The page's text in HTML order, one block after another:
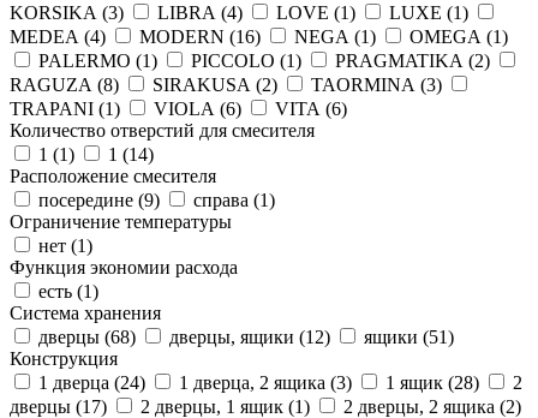
KORSIKA (3) LIBRA (4) LOVE (1) LUXE (1)
MEDEA (4) MODERN (16) NEGA (1) OMEGA (1)
PALERMO (1) PICCOLO (1) PRAGMATIKA (2)
RAGUZA (8) SIRAKUSA (2) TAORMINA (3)
TRAPANI (1) VIOLA (6) VITA (6)
Количество отверстий для смесителя
1 (1) 1 (14)
Расположение смесителя
посередине (9) справа (1)
Ограничение температуры
нет (1)
Функция экономии расхода
есть (1)
Система хранения
дверцы (68) дверцы, ящики (12) ящики (51)
Конструкция
1 дверца (24) 1 дверца, 2 ящика (3) 1 ящик (28)
2
дверцы (17) 2 дверцы, 1 ящик (1) 2 дверцы, 2 ящика (2)